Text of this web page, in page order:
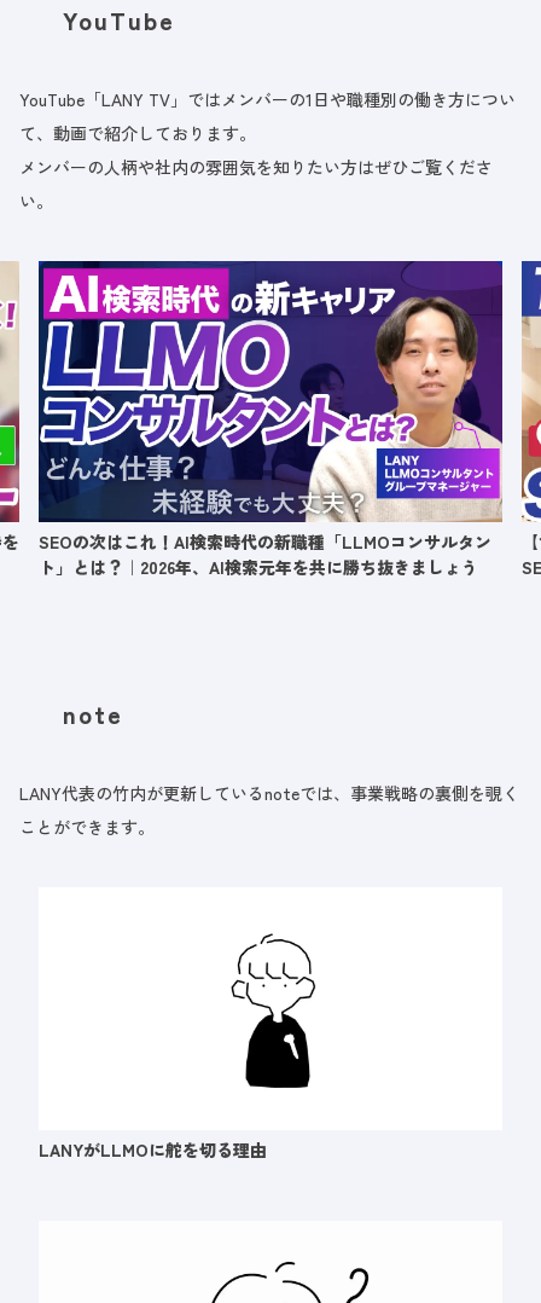
YouTube
YouTube「LANY TV」ではメンバーの1日や職種別の働き方につい
て、動画で紹介しております。
メンバーの人柄や社内の雰囲気を知りたい方はぜひご覧くださ
い。
SEOの次はこれ！AI検索時代の新職種「LLMOコンサルタン
ト」とは？｜2026年、AI検索元年を共に勝ち抜きましょう
note
LANY代表の竹内が更新しているnoteでは、事業戦略の裏側を覗く
ことができます。
LANYがLLMOに舵を切る理由